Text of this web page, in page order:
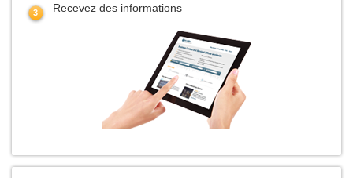
Recevez des informations